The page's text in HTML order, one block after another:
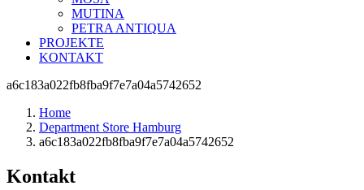
MUTINA
PETRA ANTIQUA
PROJEKTE
KONTAKT
a6c183a022fb8fba9f7e7a04a5742652
Home
Department Store Hamburg
a6c183a022fb8fba9f7e7a04a5742652
Kontakt